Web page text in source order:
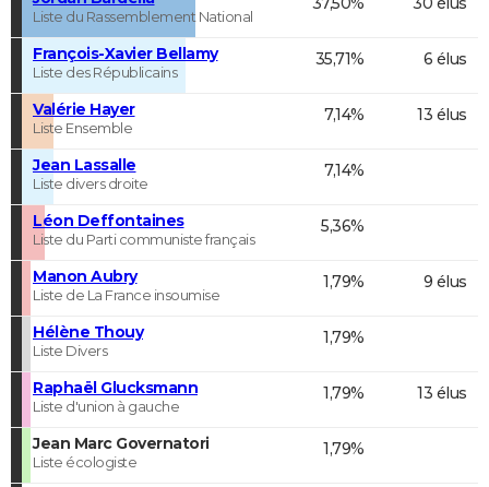
Liste du Rassemblement National
François-Xavier Bellamy
Liste des Républicains
35,71% 6 élus
Valérie Hayer
Liste Ensemble
7,14% 13 élus
Jean Lassalle
Liste divers droite
7,14%
Léon Deffontaines
Liste du Parti communiste français
5,36%
Manon Aubry
Liste de La France insoumise
1,79% 9 élus
Hélène Thouy
Liste Divers
1,79%
Raphaël Glucksmann
Liste d'union à gauche
1,79% 13 élus
Jean Marc Governatori
Liste écologiste
1,79%